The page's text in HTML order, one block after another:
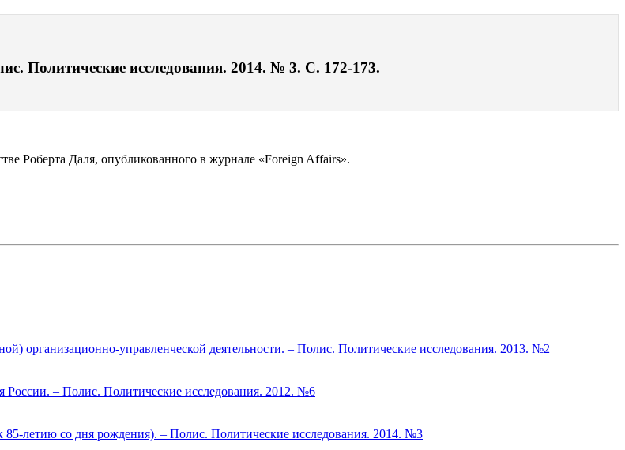
Политические исследования. 2014. № 3. С. 172-173.
Роберта Даля, опубликованного в журнале «Foreign Affairs».
организационно-управленческой деятельности. – Полис. Политические исследования. 2013. №2
России. – Полис. Политические исследования. 2012. №6
летию со дня рождения). – Полис. Политические исследования. 2014. №3